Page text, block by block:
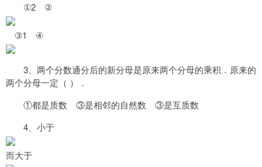
①2 ②
③1 ④
3、两个分数通分后的新分母是原来两个分母的乘积．原来的
两个分母一定（ ）．
①都是质数 ③是相邻的自然数 ③是互质数
4、小于
而大于